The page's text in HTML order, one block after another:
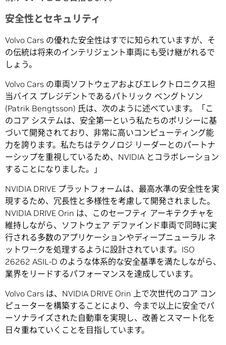
安全性とセキュリティ
Volvo Cars の優れた安全性はすでに知られていますが、そ
の伝統は将来のインテリジェント車両にも受け継がれるで
しょう。
Volvo Cars の車両ソフトウェアおよびエレクトロニクス担
当バイス プレジデントであるパトリック ベングトソン
(Patrik Bengtsson) 氏は、次のように述べています。「こ
のコア システムは、安全第一という私たちのポリシーに基
づいて開発されており、非常に高いコンピューティング能
力を誇ります。私たちはテクノロジ リーダーとのパートナ
ーシップを重視しているため、NVIDIA とコラボレーション
することになりました。」
NVIDIA DRIVE プラットフォームは、最高水準の安全性を実
現するため、冗長性と多様性を考慮して開発されました。
NVIDIA DRIVE Orin は、このセーフティ アーキテクチャを
維持しながら、ソフトウェア デファインド車両で同時に実
行される多数のアプリケーションやディープニューラル ネ
ットワークを処理するように設計されています。ISO
26262 ASIL-D のような体系的な安全基準を満たしながら、
業界をリードするパフォーマンスを達成しています。
Volvo Cars は、NVIDIA DRIVE Orin 上で次世代のコア コン
ピューターを構築することにより、今まで以上に安全でパ
ーソナライズされた自動車を実現し、改善とスマート化を
日々重ねていくことを目指しています。